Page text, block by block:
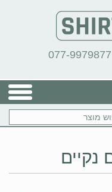
077-9979877
נקיים